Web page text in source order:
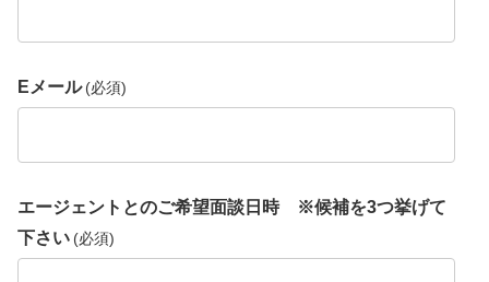
Eメール (必須)
エージェントとのご希望面談日時 ※候補を3つ挙げて
下さい (必須)